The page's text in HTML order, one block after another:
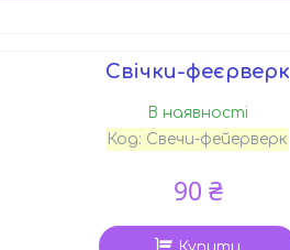
Свічки-феєрверк
В наявності
Код: Свечи-фейерверк
90 ₴